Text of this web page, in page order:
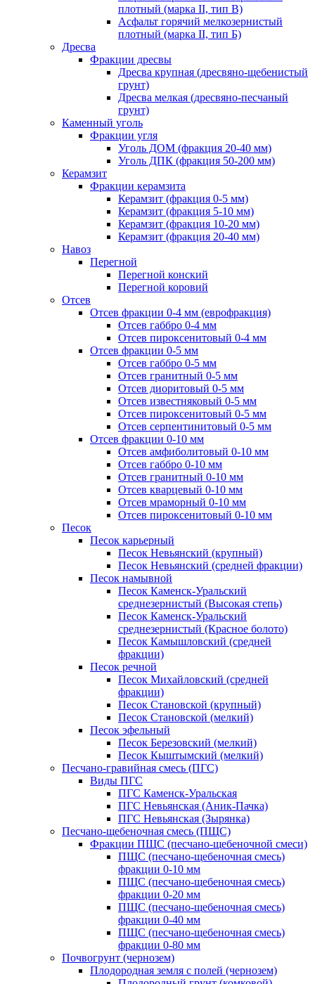
плотный (марка II, тип В)
Асфальт горячий мелкозернистый
плотный (марка II, тип Б)
Дресва
Фракции дресвы
Дресва крупная (дресвяно-щебенистый
грунт)
Дресва мелкая (дресвяно-песчаный
грунт)
Каменный уголь
Фракции угля
Уголь ДОМ (фракция 20-40 мм)
Уголь ДПК (фракция 50-200 мм)
Керамзит
Фракции керамзита
Керамзит (фракция 0-5 мм)
Керамзит (фракция 5-10 мм)
Керамзит (фракция 10-20 мм)
Керамзит (фракция 20-40 мм)
Навоз
Перегной
Перегной конский
Перегной коровий
Отсев
Отсев фракции 0-4 мм (еврофракция)
Отсев габбро 0-4 мм
Отсев пироксенитовый 0-4 мм
Отсев фракции 0-5 мм
Отсев габбро 0-5 мм
Отсев гранитный 0-5 мм
Отсев диоритовый 0-5 мм
Отсев известняковый 0-5 мм
Отсев пироксенитовый 0-5 мм
Отсев серпентинитовый 0-5 мм
Отсев фракции 0-10 мм
Отсев амфиболитовый 0-10 мм
Отсев габбро 0-10 мм
Отсев гранитный 0-10 мм
Отсев кварцевый 0-10 мм
Отсев мраморный 0-10 мм
Отсев пироксенитовый 0-10 мм
Песок
Песок карьерный
Песок Невьянский (крупный)
Песок Невьянский (средней фракции)
Песок намывной
Песок Каменск-Уральский
среднезернистый (Высокая степь)
Песок Каменск-Уральский
среднезернистый (Красное болото)
Песок Камышловский (средней
фракции)
Песок речной
Песок Михайловский (средней
фракции)
Песок Становской (крупный)
Песок Становской (мелкий)
Песок эфельный
Песок Березовский (мелкий)
Песок Кыштымский (мелкий)
Песчано-гравийная смесь (ПГС)
Виды ПГС
ПГС Каменск-Уральская
ПГС Невьянская (Аник-Пачка)
ПГС Невьянская (Зырянка)
Песчано-щебеночная смесь (ПЩС)
Фракции ПЩС (песчано-щебеночной смеси)
ПЩС (песчано-щебеночная смесь)
фракции 0-10 мм
ПЩС (песчано-щебеночная смесь)
фракции 0-20 мм
ПЩС (песчано-щебеночная смесь)
фракции 0-40 мм
ПЩС (песчано-щебеночная смесь)
фракции 0-80 мм
Почвогрунт (чернозем)
Плодородная земля с полей (чернозем)